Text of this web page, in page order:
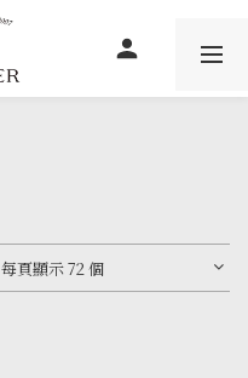
每頁顯示 72 個